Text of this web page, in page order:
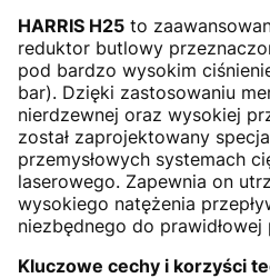
HARRIS H25 to
reduktor butlowy
pod bardzo wysokim
bar). Dzięki zastosowaniu
nierdzewnej oraz wysokiej
został zaprojektowany
przemysłowych systemach
laserowego. Zapewnia on
wysokiego natężenia
niezbędnego do prawidłowej
Kluczowe cechy i korzyści